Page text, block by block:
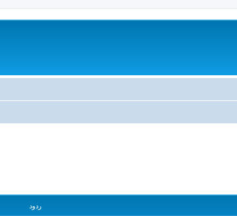
ردود